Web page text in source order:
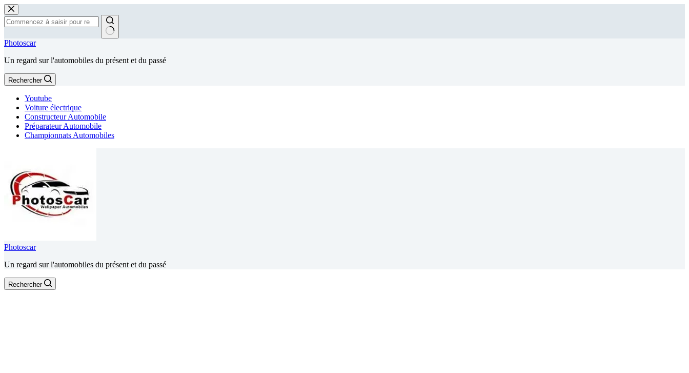
Passer
au
contenu
Aucun
Photoscar
Un regard sur l'automobiles du présent et du passé
Rechercher
Youtube
Voiture électrique
Constructeur Automobile
Préparateur Automobile
Championnats Automobiles
Photoscar
Un regard sur l'automobiles du présent et du passé
Rechercher